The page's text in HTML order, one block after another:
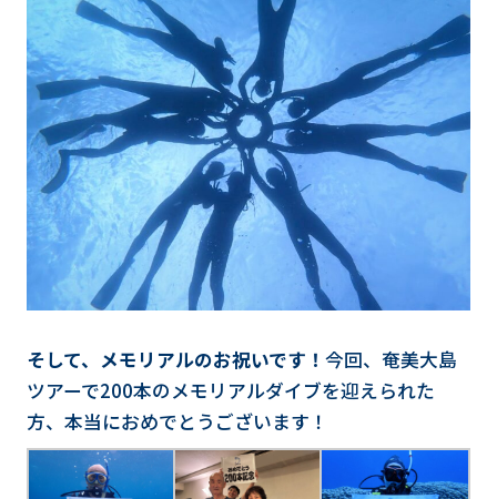
そして、メモリアルのお祝いです！ 今回、奄美大島
ツアーで200本のメモリアルダイブを迎えられた
方、本当におめでとうございます！